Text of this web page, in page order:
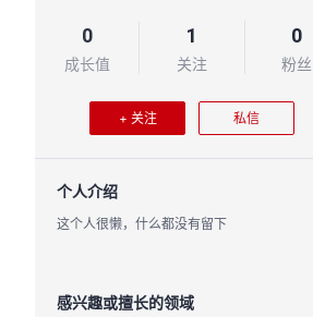
0
成长值
1
关注
0
粉丝
+ 关注 私信
个人介绍
这个人很懒，什么都没有留下
感兴趣或擅长的领域